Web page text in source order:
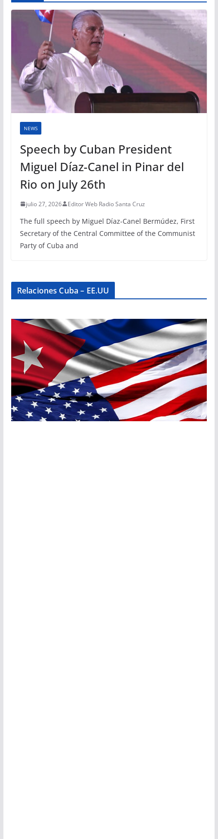
NEWS
Speech by Cuban President
Miguel Díaz-Canel in Pinar del
Rio on July 26th
julio 27, 2026 Editor Web Radio Santa Cruz
The full speech by Miguel Díaz-Canel Bermúdez, First
Secretary of the Central Committee of the Communist
Party of Cuba and
Relaciones Cuba – EE.UU